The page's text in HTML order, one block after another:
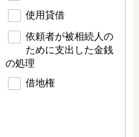
使用貸借
依頼者が被相続人の
ために支出した金銭
の処理
借地権